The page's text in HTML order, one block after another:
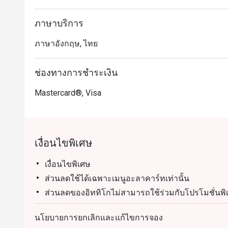
ภาษาบริการ
ภาษาอังกฤษ, ไทย
ช่องทางการชำระเงิน
Mastercard®, Visa
เงื่อนไขพิเศษ
เงื่อนไขพิเศษ
ส่วนลดใช้ได้เฉพาะเมนูอะลาคาร์ทเท่านั้น
ส่วนลดของอิททิโกไม่สามารถใช้ร่วมกับโปรโมชั่นพิ
เมนู Treasure of Benares ไม่สามารถใช้ร่วมกับส่ว
รพรีออเดอร์ก่อนเท่านั้น
นโยบายการยกเลิกและแก้ไขการจอง